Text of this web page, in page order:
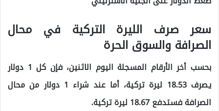
سعر صرف الليرة التركية في محال
الصرافة والسوق الحرة
بحسب أخر الأرقام المسجلة اليوم الاثنين، فإن كل 1 دولار
يصرف 18.53 ليرة تركية، أما عند شراء 1 دولار من محال
الصرافة فستدفع 18.67 ليرة تركية.